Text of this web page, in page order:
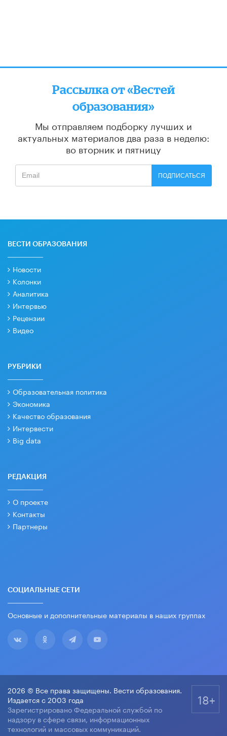
Рассылка от «Вестей
образования»
Мы отправляем подборку лучших и
актуальных материалов два раза в неделю:
во вторник и пятницу
ПОДПИСАТЬСЯ
ВЕСТИ ОБРАЗОВАНИЯ
Новости
Колонки
Аналитика
Интервью
Рецензии
Видео
РУБРИКИ
Образовательная политика
Экономика
Качество образования
Интервести
Big data
РЕДАКЦИЯ
О проекте
Контакты
Партнеры
СОЦИАЛЬНЫЕ СЕТИ
Основные и дополнительные материалы в наших группах
2026 © Все права защищены. Вести образования.
Издается с 2003 года
Зарегистрировано Федеральной службой по
надзору в сфере связи, информационных
технологий и массовых коммуникаций.
18+